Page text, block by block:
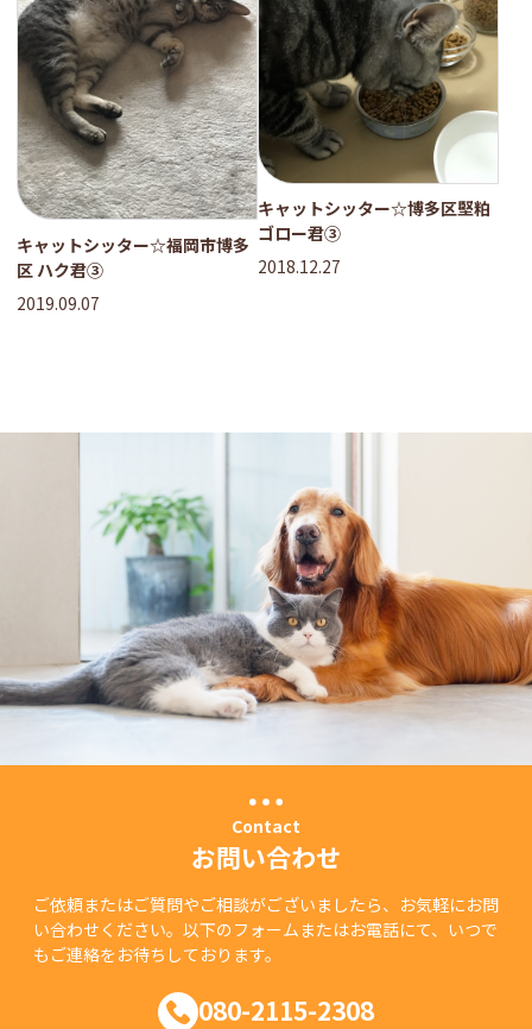
キャットシッター☆福岡市博多
区 ハク君③
2019.09.07
キャットシッター☆博多区堅粕
ゴロー君③
2018.12.27
Contact
お問い合わせ
ご依頼またはご質問やご相談がございましたら、お気軽にお問
い合わせください。以下のフォームまたはお電話にて、いつで
もご連絡をお待ちしております。
080-2115-2308